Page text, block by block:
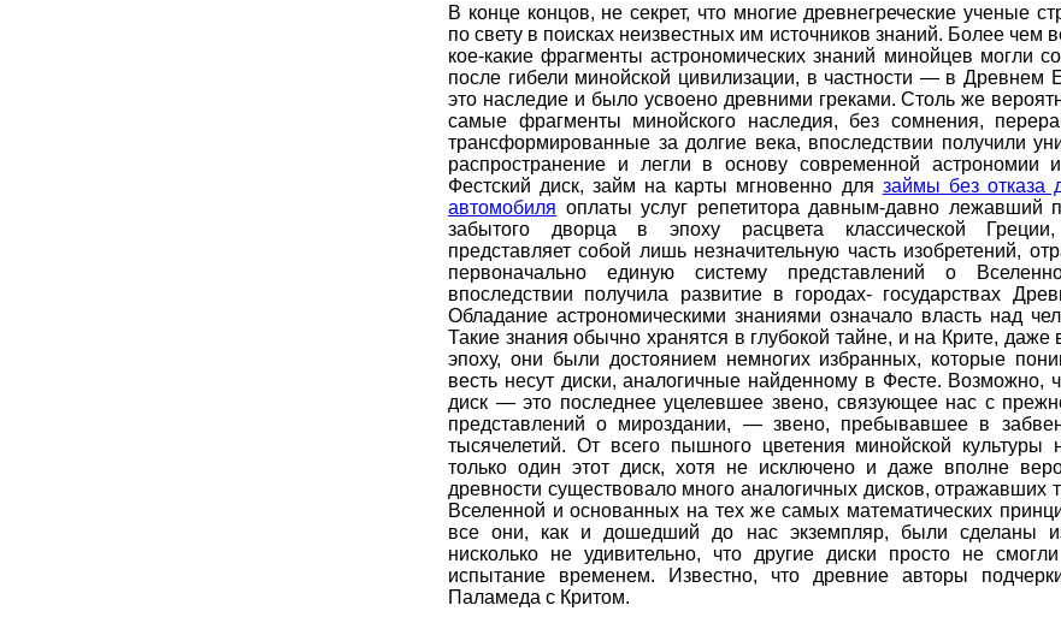
В конце концов, не секрет, что многие древнегреческие ученые
по свету в поисках неизвестных им источников знаний. Более чем
кое-какие фрагменты астрономических знаний минойцев могли
после гибели минойской цивилизации, в частности — в Древнем
это наследие и было усвоено древними греками. Столь же
самые фрагменты минойского наследия, без сомнения,
трансформированные за долгие века, впоследствии получили
распространение и легли в основу современной астрономии
Фестский диск, займ на карты мгновенно для займы без отказа
автомобиля оплаты услуг репетитора давным-давно лежавший
забытого дворца в эпоху расцвета классической
представляет собой лишь незначительную часть изобретений,
первоначально единую систему представлений о
впоследствии получила развитие в городах- государствах
Обладание астрономическими знаниями означало власть над
Такие знания обычно хранятся в глубокой тайне, и на Крите, даже
эпоху, они были достоянием немногих избранных, которые
весть несут диски, аналогичные найденному в Фесте. Возможно,
диск — это последнее уцелевшее звено, связующее нас с
представлений о мироздании, — звено, пребывавшее в
тысячелетий. От всего пышного цветения минойской культуры
только один этот диск, хотя не исключено и даже вполне
древности существовало много аналогичных дисков, отражавших
Вселенной и основанных на тех же самых математических
все они, как и дошедший до нас экземпляр, были сделаны
нисколько не удивительно, что другие диски просто не
испытание временем. Известно, что древние авторы
Паламеда с Критом.